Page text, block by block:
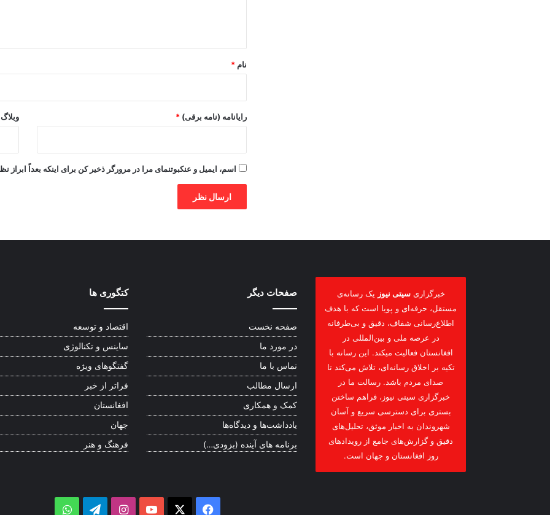
نام *
رایانامه (نامه برقی) * وبلاگ
اسم، ایمیل و عنکبوتنمای مرا در مرورگر ذخیر کن برای اینکه بعداً ابراز
خبرگزاریسیتی نیوز یک رسانه‌ی
مستقل، حرفه‌ای و پویا است که با هدف
اطلاع‌رسانی شفاف، دقیق و بی‌طرفانه
در عرصه ملی و بین‌المللی در
افغانستان فعالیت میکند. این رسانه با
تکیه بر اخلاق رسانه‌ای، تلاش می‌کند تا
صدای مردم باشد. رسالت ما در
خبرگزاری سیتی نیوز، فراهم ساختن
بستری برای دسترسی سریع و آسان
شهروندان به اخبار موثق، تحلیل‌های
دقیق و گزارش‌های جامع از رویدادهای
روز افغانستان و جهان است.
صفحات دیگر
صفحه نخست
در مورد ما
تماس با ما
ارسال مطالب
کمک و همکاری
یادداشت‌ها و دیدگاه‌ها
برنامه های آینده (بزودی…)
کتگوری ها
اقتصاد و توسعه
ساینس و تکنالوژی
گفتگوهای ویژه
فراتر از خبر
افغانستان
جهان
فرهنگ و هنر
Facebook
YouTube
Instagram
Telegram
WhatsApp